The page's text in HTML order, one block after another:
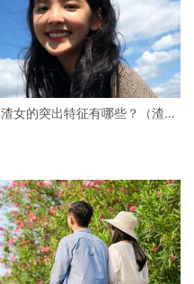
渣女的突出特征有哪些？（渣女